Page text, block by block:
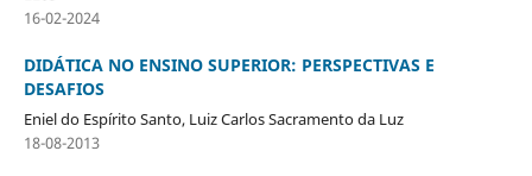
16-02-2024
DIDÁTICA NO ENSINO SUPERIOR: PERSPECTIVAS E
DESAFIOS
Eniel do Espírito Santo, Luiz Carlos Sacramento da Luz
18-08-2013